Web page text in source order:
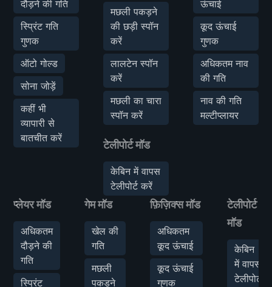
दौड़ने की गति
स्प्रिंट गति
गुणक
ऑटो गोल्ड
सोना जोड़ें
कहीं भी
व्यापारी से
बातचीत करें
मछली पकड़ने
की छड़ी स्पॉन
करें
लालटेन स्पॉन
करें
मछली का चारा
स्पॉन करें
टेलीपोर्ट मॉड
केबिन में वापस
टेलीपोर्ट करें
ऊंचाई
कूद ऊंचाई
गुणक
अधिकतम नाव
की गति
नाव की गति
मल्टीप्लायर
प्लेयर मॉड
अधिकतम
दौड़ने की
गति
स्प्रिंट
गेम मॉड
खेल की
गति
मछली
पकड़ने
फ़िज़िक्स मॉड
अधिकतम
कूद ऊंचाई
कूद ऊंचाई
गुणक
टेलीपोर्ट
मॉड
केबिन
में वापस
टेलीपोर्ट